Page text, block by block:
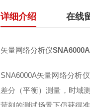
详细介绍 在线
矢量网络分析仪SNA6000A
SNA6000A矢量网络分析
差分（平衡）测量，时域
苛刻的测试场景下仍获得